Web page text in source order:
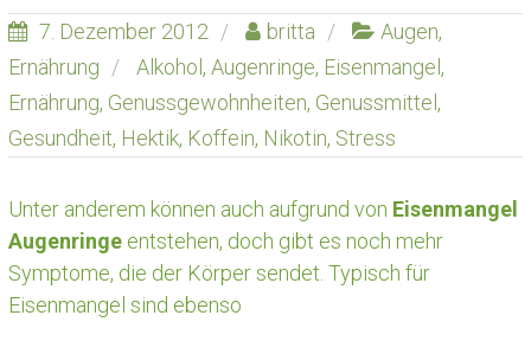
7. Dezember 2012 britta Augen,
Ernährung
Alkohol , Augenringe, Eisenmangel ,
Ernährung, Genussgewohnheiten, Genussmittel ,
Gesundheit, Hektik, Koffein, Nikotin, Stress
Unter anderem können auch aufgrund von Eisenmangel
Augenringeentstehen, doch gibt es noch mehr
Symptome, die der Körper sendet. Typisch für
Eisenmangel sind ebenso